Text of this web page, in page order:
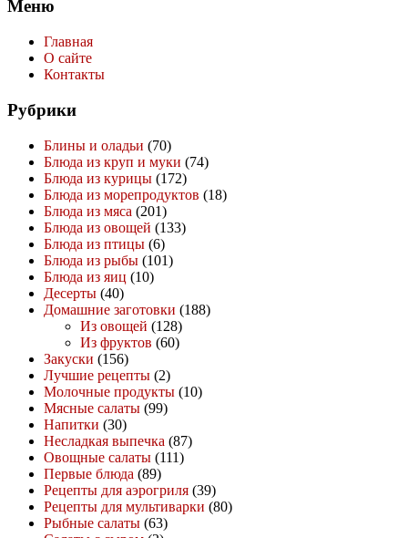
Меню
Главная
О сайте
Контакты
Рубрики
Блины и оладьи (70)
Блюда из круп и муки (74)
Блюда из курицы (172)
Блюда из морепродуктов (18)
Блюда из мяса (201)
Блюда из овощей (133)
Блюда из птицы (6)
Блюда из рыбы (101)
Блюда из яиц (10)
Десерты (40)
Домашние заготовки (188)
Из овощей (128)
Из фруктов (60)
Закуски (156)
Лучшие рецепты (2)
Молочные продукты (10)
Мясные салаты (99)
Напитки (30)
Несладкая выпечка (87)
Овощные салаты (111)
Первые блюда (89)
Рецепты для аэрогриля (39)
Рецепты для мультиварки (80)
Рыбные салаты (63)